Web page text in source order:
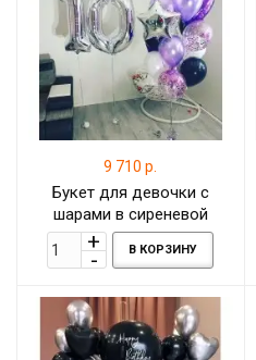
9 710 р.
Букет для девочки с
шарами в сиреневой
гамме с большим шаром
гигантом с конфетти на 10
В КОРЗИНУ